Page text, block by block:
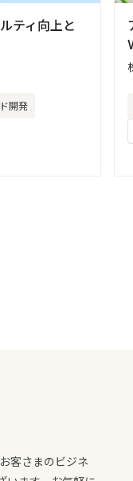
ティ向上と
開発
客さまのビジネ